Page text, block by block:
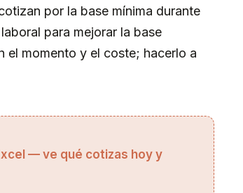
por la base mínima durante
para mejorar la base
el momento y el coste; hacerlo a
— ve qué cotizas hoy y